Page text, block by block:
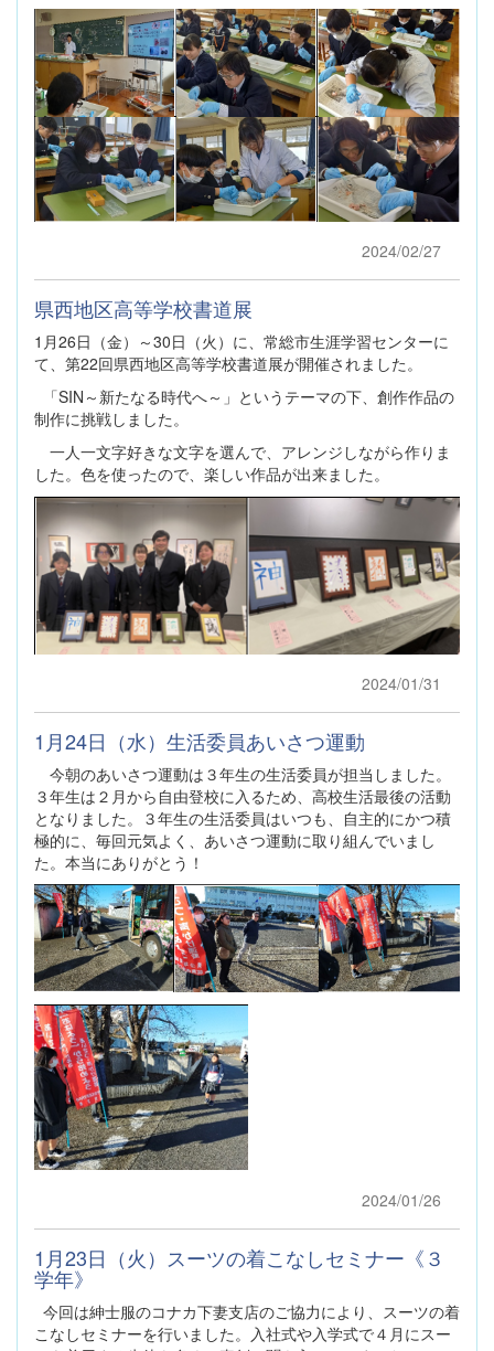
2024/02/27
県西地区高等学校書道展
1月26日（金）～30日（火）に、常総市生涯学習センターに
て、第22回県西地区高等学校書道展が開催されました。
「SIN～新たなる時代へ～」というテーマの下、創作作品の
制作に挑戦しました。
一人一文字好きな文字を選んで、アレンジしながら作りま
した。色を使ったので、楽しい作品が出来ました。
2024/01/31
1月24日（水）生活委員あいさつ運動
今朝のあいさつ運動は３年生の生活委員が担当しました。
３年生は２月から自由登校に入るため、高校生活最後の活動
となりました。３年生の生活委員はいつも、自主的にかつ積
極的に、毎回元気よく、あいさつ運動に取り組んでいまし
た。本当にありがとう！
2024/01/26
1月23日（火）スーツの着こなしセミナー《３
学年》
今回は紳士服のコナカ下妻支店のご協力により、スーツの着
こなしセミナーを行いました。入社式や入学式で４月にスー